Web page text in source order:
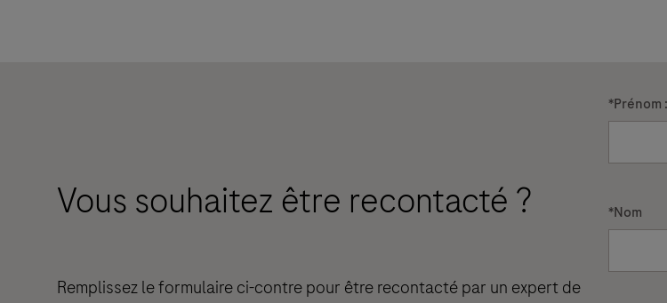
Vous souhaitez être recontacté ?
Remplissez le formulaire ci-contre pour être recontacté par un expert de
*Prénom :
*Nom